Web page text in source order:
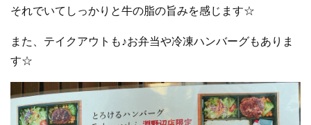
それでいてしっかりと牛の脂の旨みを感じます☆
また、テイクアウトも♪お弁当や冷凍ハンバーグもありま
す☆